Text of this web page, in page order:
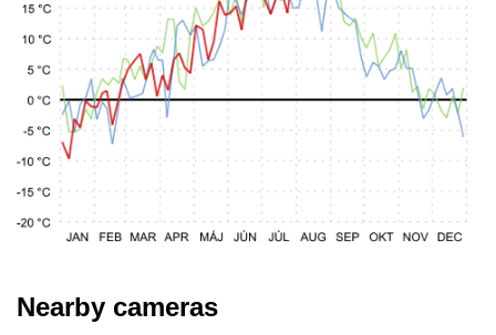
Nearby cameras